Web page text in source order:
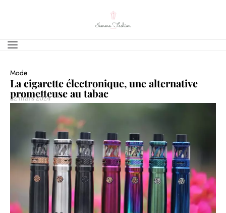
Mode
La cigarette électronique, une alternative
prometteuse au tabac
22 mars 2024